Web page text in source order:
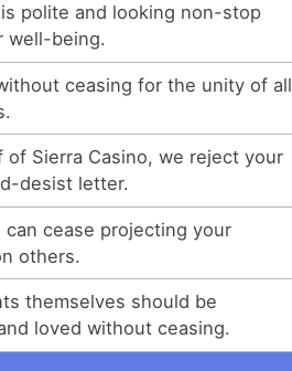
polite and looking non-stop
well-being.
ceasing for the unity of all
of Sierra Casino, we reject your
desist letter.
can cease projecting your
others.
themselves should be
loved without ceasing.